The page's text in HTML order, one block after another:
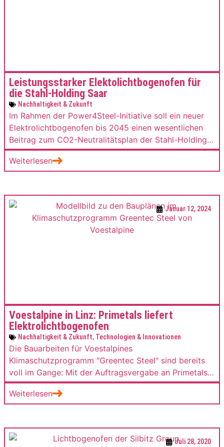
Leistungsstarker Elektolichtbogenofen für
die Stahl-Holding Saar
Nachhaltigkeit & Zukunft
Im Rahmen der Power4Steel-Initiative soll ein neuer
Elektrolichtbogenofen bis 2045 einen wesentlichen
Beitrag zum CO2-Neutralitätsplan der Stahl-Holding
Saar leisten. Der Anlagenbauer SMS group hat klare
Vorstellungen zur Leistungsfähigkeit – auch im
Weiterlesen
Januar 12, 2024
Voestalpine in Linz: Primetals liefert
Elektrolichtbogenofen
Nachhaltigkeit & Zukunft, Technologien & Innovationen
Die Bauarbeiten für Voestalpines
Klimaschutzprogramm "Greentec Steel" sind bereits
voll im Gange: Mit der Auftragsvergabe an Primetals
Technologies für den Elektrolichtbogenofen hat der
Konzern einen weiteren wichtigen Schritt zur
Weiterlesen
Juli 28, 2020